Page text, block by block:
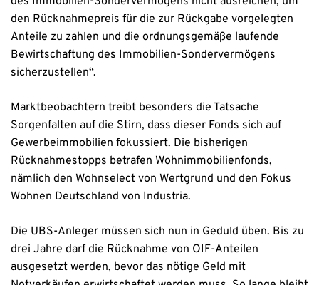
den Rücknahmepreis für die zur Rückgabe vorgelegten
Anteile zu zahlen und die ordnungsgemäße laufende
Bewirtschaftung des Immobilien-Sondervermögens
sicherzustellen“.
Marktbeobachtern treibt besonders die Tatsache
Sorgenfalten auf die Stirn, dass dieser Fonds sich auf
Gewerbeimmobilien fokussiert. Die bisherigen
Rücknahmestopps betrafen Wohnimmobilienfonds,
nämlich den Wohnselect von Wertgrund und den Fokus
Wohnen Deutschland von Industria.
Die UBS-Anleger müssen sich nun in Geduld üben. Bis zu
drei Jahre darf die Rücknahme von OIF-Anteilen
ausgesetzt werden, bevor das nötige Geld mit